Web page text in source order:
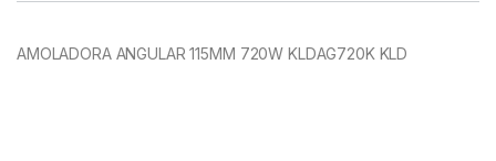
AMOLADORA ANGULAR 115MM 720W KLDAG720K KLD